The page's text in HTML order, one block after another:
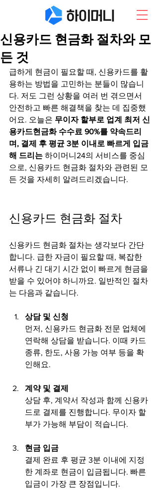
신용카드 현금화 절차와 모
든 것
급하게 현금이 필요할 때, 신용카드를 활
용하는 방법을 고민하는 분들이 많습니
다. 저도 그런 상황을 여러 번 겪으면서
안전하고 빠른 해결책을 찾는 데 집중했
어요. 오늘은 무이자 할부로 업계 최저 신
용카드현금화 수수료 90%를 약속드리
며, 결제 후 평균 3분 이내로 빠르게 입금
해 드리는 하이머니24의 서비스를 중심
으로, 신용카드 현금화 절차와 관련된 모
든 것을 자세히 알려드리겠습니다.
신용카드 현금화 절차
신용카드 현금화 절차는 생각보다 간단
합니다. 급한 자금이 필요할 때, 복잡한
서류나 긴 대기 시간 없이 빠르게 현금을
받을 수 있어야 하니까요. 일반적인 절차
는 다음과 같습니다.
상담 및 신청
먼저, 신용카드 현금화 전문 업체에
연락해 상담을 받습니다. 이때 카드
종류, 한도, 사용 가능 여부 등을 확
인해요.
계약 및 결제
상담 후, 계약서 작성과 함께 신용카
드로 결제를 진행합니다. 무이자 할
부가 가능해 부담이 적습니다.
현금 입금
결제 완료 후 평균 3분 이내에 지정
한 계좌로 현금이 입금됩니다. 빠른
입금이 가장 큰 장점입니다.